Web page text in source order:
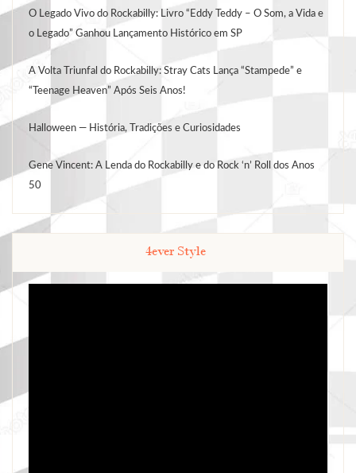
O Legado Vivo do Rockabilly: Livro “Eddy Teddy – O Som, a Vida e
o Legado” Ganhou Lançamento Histórico em SP
A Volta Triunfal do Rockabilly: Stray Cats Lança “Stampede” e
“Teenage Heaven” Após Seis Anos!
Halloween — História, Tradições e Curiosidades
Gene Vincent: A Lenda do Rockabilly e do Rock ‘n’ Roll dos Anos
50
4ever Style